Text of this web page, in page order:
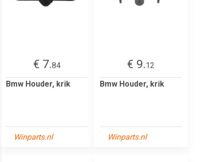
€ 7.84
Bmw Houder, krik
Winparts.nl
€ 9.12
Bmw Houder, krik
Winparts.nl